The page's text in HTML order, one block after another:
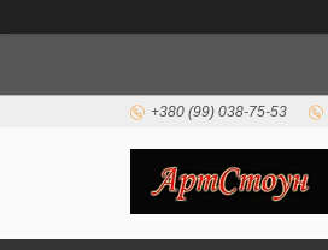
+380 (99) 038-75-53